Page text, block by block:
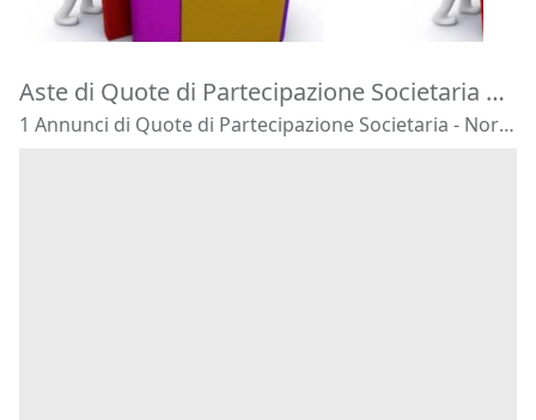
11/11/2026 22/10/2026
Aste di Quote di Partecipazione Societaria Norbello
1 Annunci di Quote di Partecipazione Societaria - Norbello